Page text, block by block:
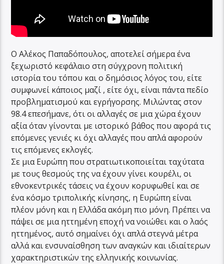
Ο Αλέκος Παπαδόπουλος, αποτελεί σήμερα ένα
ξεχωριστό κεφάλαιο στη σύγχρονη πολιτική
ιστορία του τόπου και ο δημόσιος λόγος του, είτε
συμφωνεί κάποιος μαζί , είτε όχι, είναι πάντα πεδίο
προβληματισμού και εγρήγορσης. Μιλώντας στον
98.4 επεσήμανε, ότι οι αλλαγές σε μια χώρα έχουν
αξία όταν γίνονται με ιστορικό βάθος που αφορά τις
επόμενες γενιές κι όχι αλλαγές που απλά αφορούν
τις επόμενες εκλογές.
Σε μια Ευρώπη που στρατιωτικοποιείται ταχύτατα
με τους θεσμούς της να έχουν γίνει κουρέλι, οι
εθνοκεντρικές τάσεις να έχουν κορυφωθεί και σε
ένα κόσμο τριπολικής κίνησης, η Ευρώπη είναι
πλέον μόνη και η Ελλάδα ακόμη πιο μόνη. Πρέπει να
πάψει σε μια ηττημένη εποχή να νοιώθει και ο λαός
ηττημένος, αυτό σημαίνει όχι απλά στεγνά μέτρα
αλλά και ενσυναίσθηση των αναγκών και ιδιαίτερων
χαρακτηριστικών της ελληνικής κοινωνίας.